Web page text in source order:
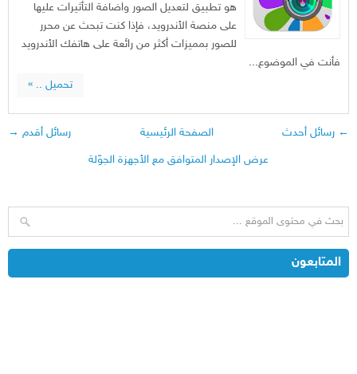
هو تطبيق لتعديل الصور واضافة التأثيرات عليها
على منصة الأندرويد، فإذا كنت تبحث عن محرر
للصور بمميزات أكثر من رائعة على هاتفك الأندرويد
فأنت في الموضوع...
تحميل .. »
← رسائل أحدث رسائل أقدم →
الصفحة الرئيسية
عرض الإصدار المتوافق مع الأجهزة الجوّلة
المتابعون